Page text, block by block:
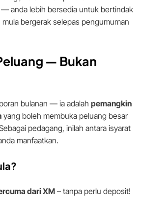
anda lebih bersedia untuk bertindak
mula bergerak selepas pengumuman
— Bukan
bulanan — ia adalah pemangkin
yang boleh membuka peluang besar
pedagang, inilah antara isyarat
manfaatkan.
dari XM – tanpa perlu deposit!